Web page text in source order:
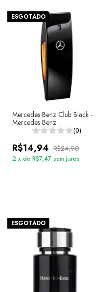
ESGOTADO
Mercedes Benz Club Black -
Mercedes Benz
(0)
R$14,94 R$24,90
2 x de R$7,47 sem juros
ESGOTADO